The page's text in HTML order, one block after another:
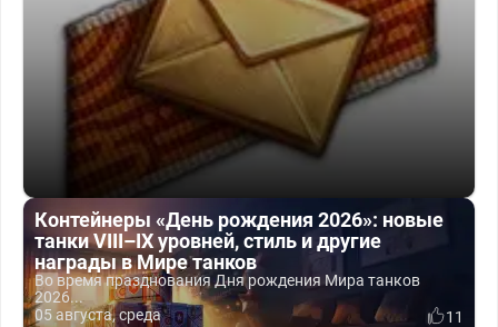
Контейнеры «День рождения 2026»: новые
танки VIII–IX уровней, стиль и другие
награды в Мире танков
Во время празднования Дня рождения Мира танков
2026...
05 августа, среда
11